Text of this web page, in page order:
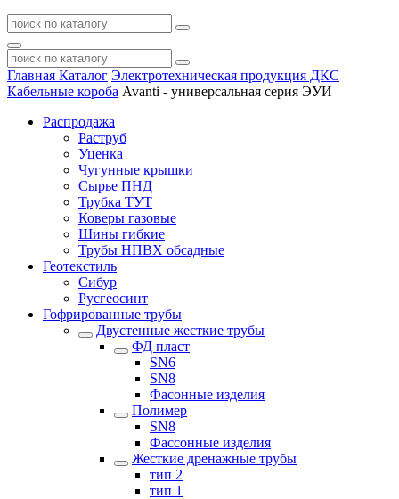
Главная Каталог Электротехническая продукция ДКС
Кабельные короба Avanti - универсальная серия ЭУИ
Распродажа
Раструб
Уценка
Чугунные крышки
Сырье ПНД
Трубка ТУТ
Коверы газовые
Шины гибкие
Трубы НПВХ обсадные
Геотекстиль
Сибур
Русгеосинт
Гофрированные трубы
Двустенные жесткие трубы
ФД пласт
SN6
SN8
Фасонные изделия
Полимер
SN8
Фассонные изделия
Жесткие дренажные трубы
тип 2
тип 1